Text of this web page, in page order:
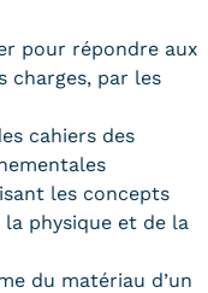
pour répondre aux
charges, par les
cahiers des
les concepts
physique et de la
du matériau d’un